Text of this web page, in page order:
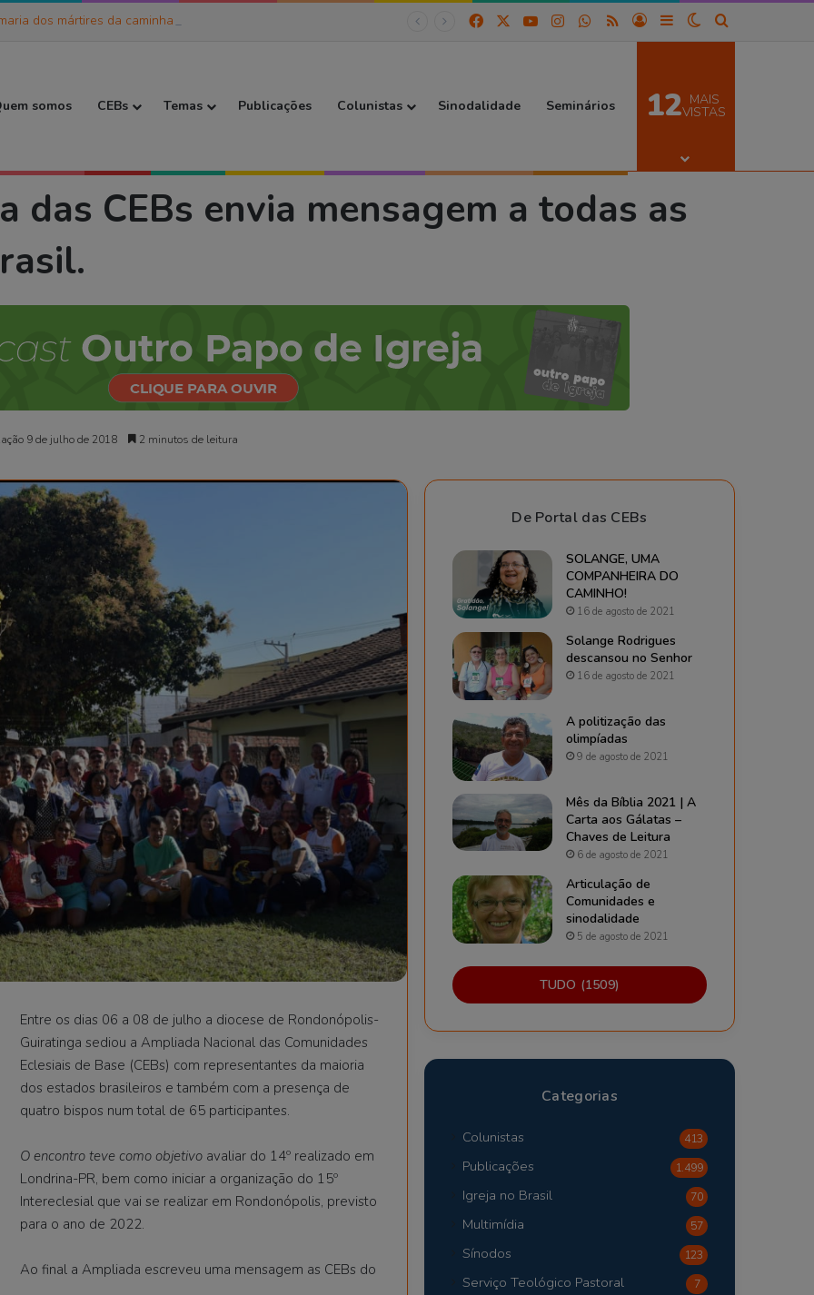
dos mártires da caminhada Facebook YouTubeInstagramWhatsApp
RSS Entrar Barra Lateral
Switch skin
Procurar por
Inicialsomos CEBs Temas Publicações Colunistas Sinodalidade Seminários 12 MAIS
VISTAS
das CEBs envia mensagem a todas as
9 de julho de 2018 2 minutos de leitura
Entre os dias 06 a 08 de julho a diocese de Rondonópolis-
Guiratinga sediou a Ampliada Nacional das Comunidades
Eclesiais de Base (CEBs) com representantes da maioria
dos estados brasileiros e também com a presença de
quatro bispos num total de 65 participantes.
O encontro teve como objetivo avaliar do 14º realizado em
Londrina-PR, bem como iniciar a organização do 15º
Intereclesial que vai se realizar em Rondonópolis, previsto
para o ano de 2022.
Ao final a Ampliada escreveu uma mensagem as CEBs do
De Portal das CEBs
SOLANGE, UMA
COMPANHEIRA DO
CAMINHO!
16 de agosto de 2021
Solange Rodrigues
descansou no Senhor
16 de agosto de 2021
A politização das
olimpíadas
9 de agosto de 2021
Mês da Bíblia 2021 | A
Carta aos Gálatas –
Chaves de Leitura
6 de agosto de 2021
Articulação de
Comunidades e
sinodalidade
5 de agosto de 2021
TUDO (1509)
Categorias
Colunistas 413
Publicações 1.499
Igreja no Brasil 70
Multimídia 57
Sínodos 123
Serviço Teológico Pastoral 7